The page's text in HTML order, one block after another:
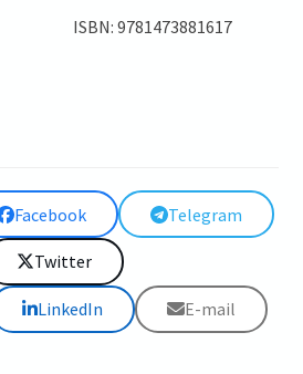
ISBN: 9781473881617
Facebook Telegram
Twitter
LinkedIn E-mail